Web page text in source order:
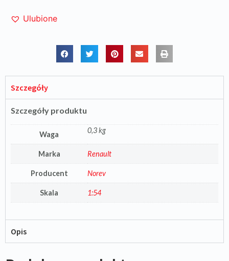
Ulubione
Szczegóły
Szczegóły produktu
Waga 0,3 kg
Marka Renault
Producent Norev
Skala 1:54
Opis